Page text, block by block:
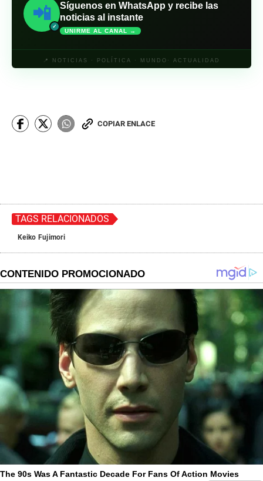
📲
✓
Síguenos en WhatsApp y recibe las
noticias al instante
UNIRME AL CANAL →
📍 NOTICIAS · POLÍTICA · MUNDO· ACTUALIDAD
COPIAR ENLACE
TAGS RELACIONADOS
Keiko Fujimori